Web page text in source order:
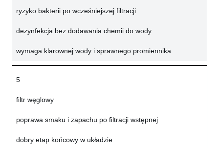
ryzyko bakterii po wcześniejszej filtracji
dezynfekcja bez dodawania chemii do wody
wymaga klarownej wody i sprawnego promiennika
5
filtr węglowy
poprawa smaku i zapachu po filtracji wstępnej
dobry etap końcowy w układzie